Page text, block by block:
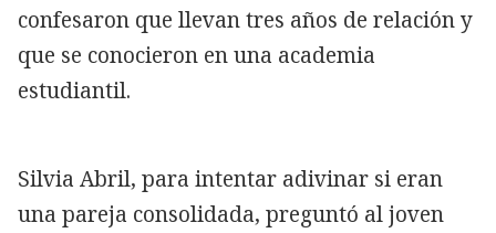
confesaron que llevan tres años de relación y
que se conocieron en una academia
estudiantil.
Silvia Abril, para intentar adivinar si eran
una pareja consolidada, preguntó al joven